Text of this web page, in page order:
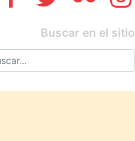
Buscar en el sitio